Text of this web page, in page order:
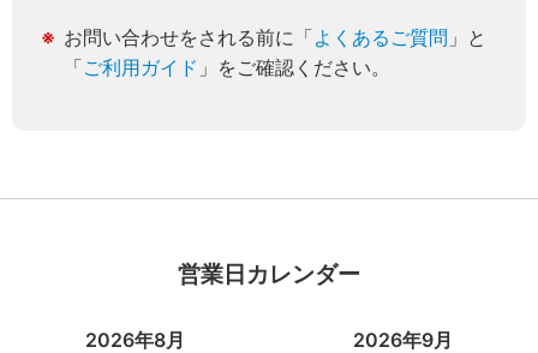
お問い合わせをされる前に「よくあるご質問 」と
「ご利用ガイド 」をご確認ください。
営業日カレンダー
2026年8月 2026年9月